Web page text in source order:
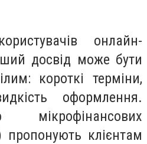
онлайн-
досвід може бути
короткі терміни,
оформлення.
пропонують клієнтам